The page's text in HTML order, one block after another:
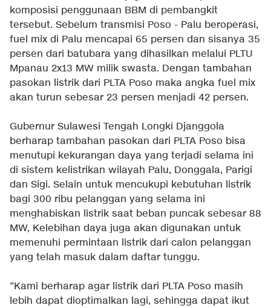
komposisi penggunaan BBM di pembangkit
tersebut. Sebelum transmisi Poso - Palu beroperasi,
fuel mix di Palu mencapai 65 persen dan sisanya 35
persen dari batubara yang dihasilkan melalui PLTU
Mpanau 2x13 MW milik swasta. Dengan tambahan
pasokan listrik dari PLTA Poso maka angka fuel mix
akan turun sebesar 23 persen menjadi 42 persen.
Gubernur Sulawesi Tengah Longki Djanggola
berharap tambahan pasokan dari PLTA Poso bisa
menutupi kekurangan daya yang terjadi selama ini
di sistem kelistrikan wilayah Palu, Donggala, Parigi
dan Sigi. Selain untuk mencukupi kebutuhan listrik
bagi 300 ribu pelanggan yang selama ini
menghabiskan listrik saat beban puncak sebesar 88
MW, Kelebihan daya juga akan digunakan untuk
memenuhi permintaan listrik dari calon pelanggan
yang telah masuk dalam daftar tunggu.
“Kami berharap agar listrik dari PLTA Poso masih
lebih dapat dioptimalkan lagi, sehingga dapat ikut